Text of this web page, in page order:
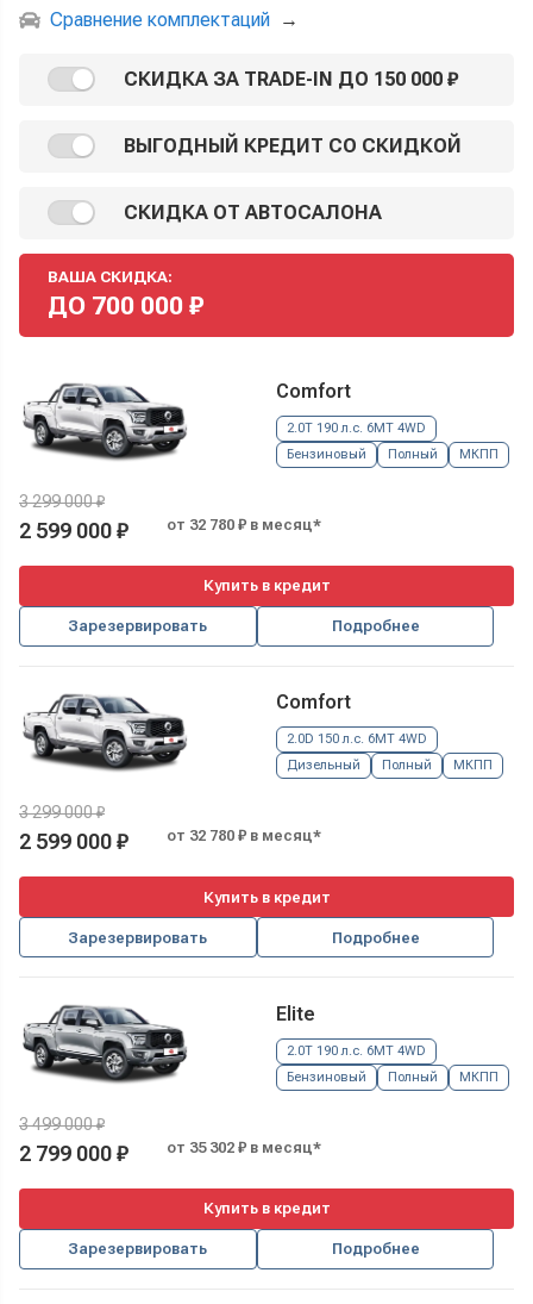
Сравнение комплектаций →
СКИДКА ЗА TRADE-IN ДО 150 000 ₽
ВЫГОДНЫЙ КРЕДИТ СО СКИДКОЙ
СКИДКА ОТ АВТОСАЛОНА
ВАША СКИДКА:
ДО 700 000 ₽
Comfort
2.0T 190 л.с. 6MT 4WD
Бензиновый
Полный МКПП
3 299 000 ₽
2 599 000 ₽ от 32 780 ₽ в месяц*
Купить в кредит
Зарезервировать Подробнее
Comfort
2.0D 150 л.с. 6MT 4WD
Дизельный
Полный МКПП
3 299 000 ₽
2 599 000 ₽ от 32 780 ₽ в месяц*
Купить в кредит
Зарезервировать Подробнее
Elite
2.0T 190 л.с. 6MT 4WD
Бензиновый
Полный МКПП
3 499 000 ₽
2 799 000 ₽ от 35 302 ₽ в месяц*
Купить в кредит
Зарезервировать Подробнее